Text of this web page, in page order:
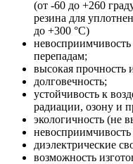
(от -60 до +260
резина для
до +300 °С)
перепадам;
высокая прочность
долговечность;
устойчивость к
радиации, озону и
экологичность (не
диэлектрические
возможность